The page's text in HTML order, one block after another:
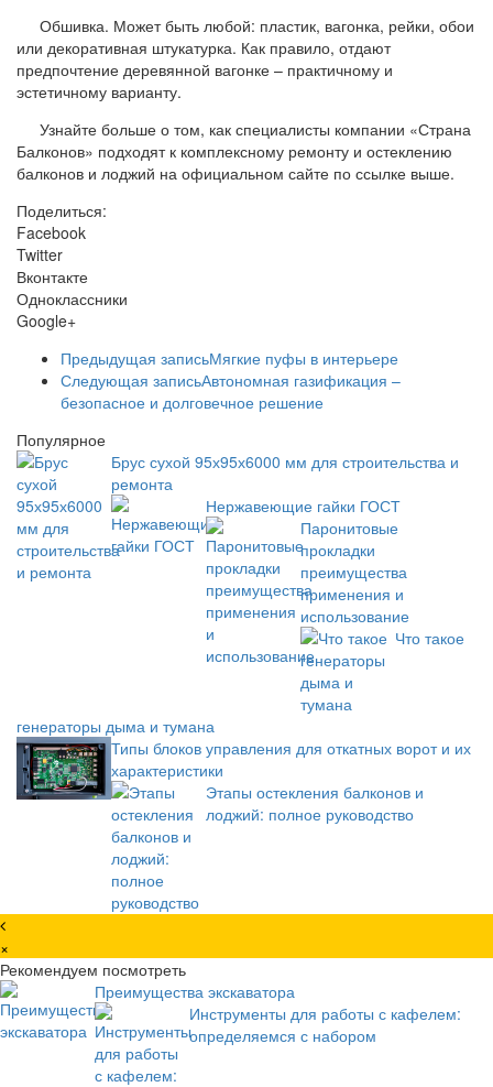
Обшивка. Может быть любой: пластик, вагонка, рейки, обои
или декоративная штукатурка. Как правило, отдают
предпочтение деревянной вагонке – практичному и
эстетичному варианту.
Узнайте больше о том, как специалисты компании «Страна
Балконов» подходят к комплексному ремонту и остеклению
балконов и лоджий на официальном сайте по ссылке выше.
Поделиться:
Facebook
Twitter
Вконтакте
Одноклассники
Google+
Предыдущая записьМягкие пуфы в интерьере
Следующая записьАвтономная газификация –
безопасное и долговечное решение
Популярное
Брус сухой 95х95х6000 мм для строительства и
ремонта
Нержавеющие гайки ГОСТ
Паронитовые
прокладки
преимущества
применения и
использование
Что такое
генераторы дыма и тумана
Типы блоков управления для откатных ворот и их
характеристики
Этапы остекления балконов и
лоджий: полное руководство
×
Рекомендуем посмотреть
Преимущества экскаватора
Инструменты для работы с кафелем:
определяемся с набором